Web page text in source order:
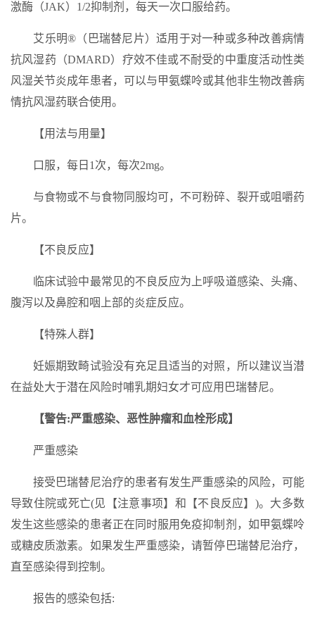
激酶（JAK）1/2抑制剂，每天一次口服给药。
艾乐明®（巴瑞替尼片）适用于对一种或多种改善病情
抗风湿药（DMARD）疗效不佳或不耐受的中重度活动性类
风湿关节炎成年患者，可以与甲氨蝶呤或其他非生物改善病
情抗风湿药联合使用。
【用法与用量】
口服，每日1次，每次2mg。
与食物或不与食物同服均可，不可粉碎、裂开或咀嚼药
片。
【不良反应】
临床试验中最常见的不良反应为上呼吸道感染、头痛、
腹泻以及鼻腔和咽上部的炎症反应。
【特殊人群】
妊娠期致畸试验没有充足且适当的对照，所以建议当潜
在益处大于潜在风险时哺乳期妇女才可应用巴瑞替尼。
【警告:严重感染、恶性肿瘤和血栓形成】
严重感染
接受巴瑞替尼治疗的患者有发生严重感染的风险，可能
导致住院或死亡(见【注意事项】和【不良反应】)。大多数
发生这些感染的患者正在同时服用免疫抑制剂，如甲氨蝶呤
或糖皮质激素。如果发生严重感染，请暂停巴瑞替尼治疗，
直至感染得到控制。
报告的感染包括: